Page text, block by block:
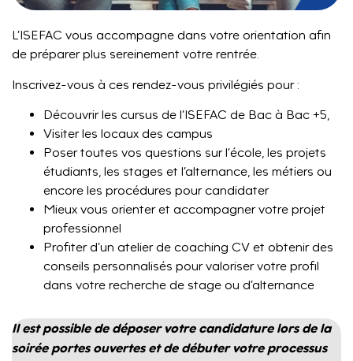
L’ISEFAC vous accompagne dans votre orientation afin
de préparer plus sereinement votre rentrée.
Inscrivez-vous à ces rendez-vous privilégiés pour :
Découvrir les cursus de l’ISEFAC de Bac à Bac +5,
Visiter les locaux des campus
Poser toutes vos questions sur l’école, les projets
étudiants, les stages et l’alternance, les métiers ou
encore les procédures pour candidater
Mieux vous orienter et accompagner votre projet
professionnel
Profiter d’un atelier de coaching CV et obtenir des
conseils personnalisés pour valoriser votre profil
dans votre recherche de stage ou d’alternance
Il est possible de déposer votre candidature lors de la
soirée portes ouvertes et de débuter votre processus